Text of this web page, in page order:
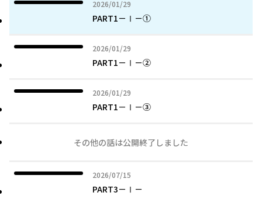
2026/01/29
2026年01月29日
PART1－Ⅰ－①
2026/01/29
2026年01月29日
PART1－Ⅰ－②
2026/01/29
2026年01月29日
PART1－Ⅰ－③
その他の話は公開終了しました
2026/07/15
2026年07月15日
PART3－Ⅰ－